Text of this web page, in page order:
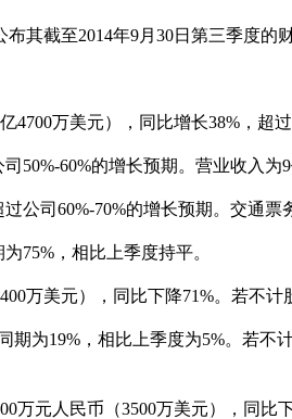
布其截至2014年9月 30日第三季度的
亿4700万美元），同比增长38% ，超
司 50%-60%的增长预期。营业收入为9
过公司 60%-70%的增长预期。交通票
为75% ，相比上季度持平。
万美元），同比下降71%。若不计
期为19% ，相比上季度为5%。若不
万元人民币（3500万美元），同比